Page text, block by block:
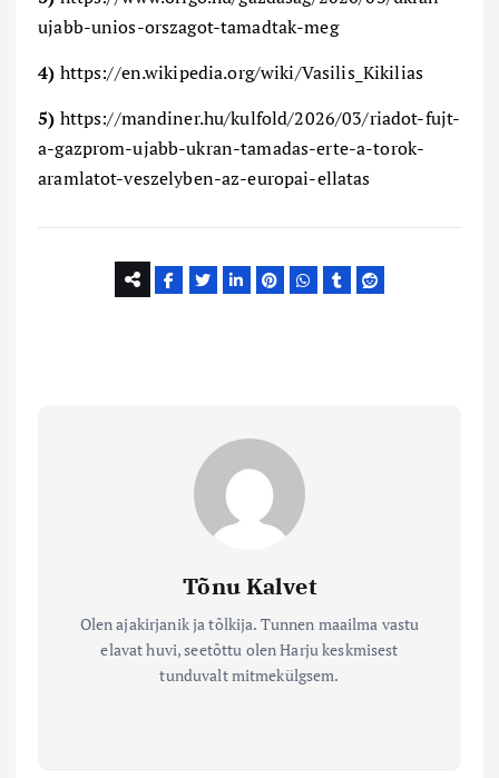
ujabb-unios-orszagot-tamadtak-meg
4) https://en.wikipedia.org/wiki/Vasilis_Kikilias
5) https://mandiner.hu/kulfold/2026/03/riadot-fujt-
a-gazprom-ujabb-ukran-tamadas-erte-a-torok-
aramlatot-veszelyben-az-europai-ellatas
Tõnu Kalvet
Olen ajakirjanik ja tõlkija. Tunnen maailma vastu
elavat huvi, seetõttu olen Harju keskmisest
tunduvalt mitmekülgsem.